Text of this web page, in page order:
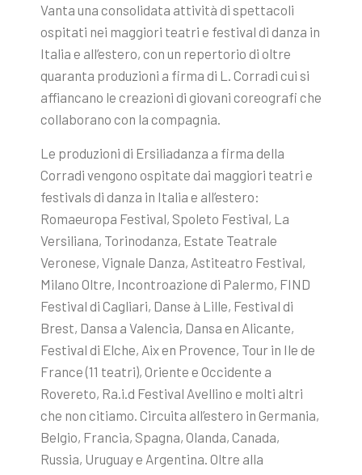
Vanta una consolidata attività di spettacoli
ospitati nei maggiori teatri e festival di danza in
Italia e all’estero, con un repertorio di oltre
quaranta produzioni a firma di L. Corradi cui si
affiancano le creazioni di giovani coreografi che
collaborano con la compagnia.
Le produzioni di Ersiliadanza a firma della
Corradi vengono ospitate dai maggiori teatri e
festivals di danza in Italia e all’estero:
Romaeuropa Festival, Spoleto Festival, La
Versiliana, Torinodanza, Estate Teatrale
Veronese, Vignale Danza, Astiteatro Festival,
Milano Oltre, Incontroazione di Palermo, FIND
Festival di Cagliari, Danse à Lille, Festival di
Brest, Dansa a Valencia, Dansa en Alicante,
Festival di Elche, Aix en Provence, Tour in Ile de
France (11 teatri), Oriente e Occidente a
Rovereto, Ra.i.d Festival Avellino e molti altri
che non citiamo. Circuita all’estero in Germania,
Belgio, Francia, Spagna, Olanda, Canada,
Russia, Uruguay e Argentina. Oltre alla